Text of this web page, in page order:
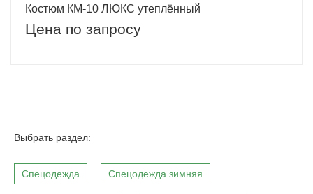
Костюм КМ-10 ЛЮКС утеплённый
Цена по запросу
Выбрать раздел:
Спецодежда Спецодежда зимняя